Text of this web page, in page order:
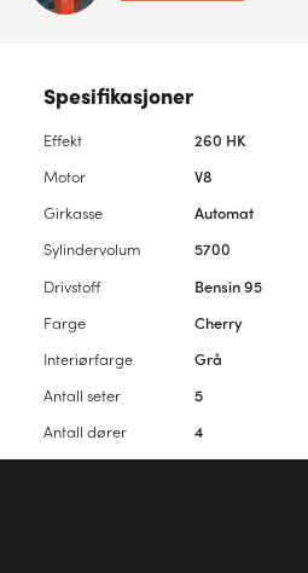
Spesifikasjoner
Effekt
260 HK
Motor
V8
Girkasse
Automat
Sylindervolum
5700
Drivstoff
Bensin 95
Farge
Cherry
Interiørfarge
Grå
Antall seter
5
Antall dører
4